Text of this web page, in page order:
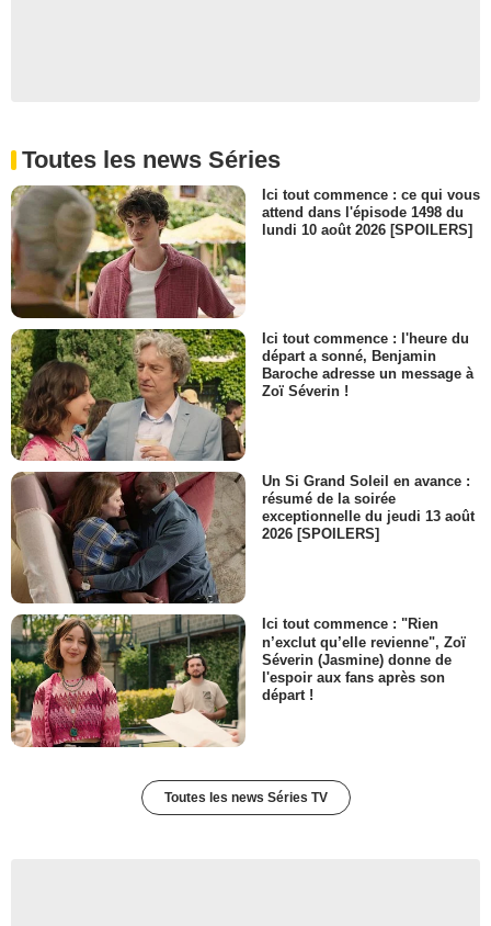
Toutes les news Séries
Ici tout commence : ce qui vous
attend dans l'épisode 1498 du
lundi 10 août 2026 [SPOILERS]
Ici tout commence : l'heure du
départ a sonné, Benjamin
Baroche adresse un message à
Zoï Séverin !
Un Si Grand Soleil en avance :
résumé de la soirée
exceptionnelle du jeudi 13 août
2026 [SPOILERS]
Ici tout commence : "Rien
n’exclut qu’elle revienne", Zoï
Séverin (Jasmine) donne de
l'espoir aux fans après son
départ !
Toutes les news Séries TV